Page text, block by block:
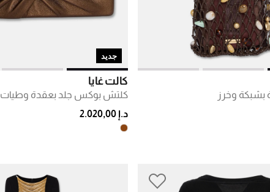
بشبكة وخرز
جديد
كالت غايا
كلتش بوكس جلد بعقدة وطيات
د.إ 2.020,00